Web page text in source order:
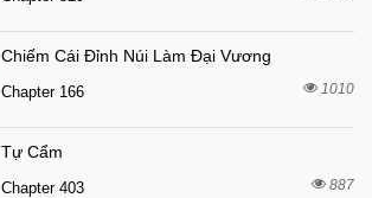
2 tháng trước
2 tháng trước
Chiếm Cái Đỉnh Núi Làm Đại Vương
Chapter 166 1010
Tự Cẩm
Chapter 403 887